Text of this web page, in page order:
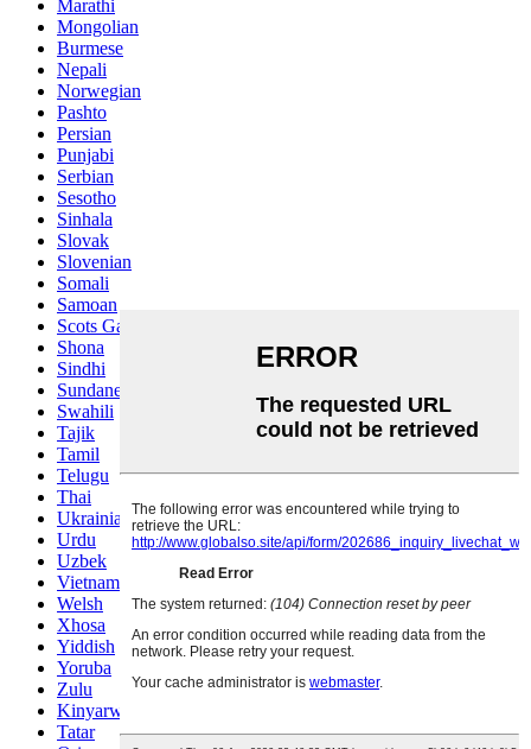
Marathi
Mongolian
Burmese
Nepali
Norwegian
Pashto
Persian
Punjabi
Serbian
Sesotho
Sinhala
Slovak
Slovenian
Somali
Samoan
Scots Gaelic
Shona
Sindhi
Sundanese
Swahili
Tajik
Tamil
Telugu
Thai
Ukrainian
Urdu
Uzbek
Vietnamese
Welsh
Xhosa
Yiddish
Yoruba
Zulu
Kinyarwanda
Tatar